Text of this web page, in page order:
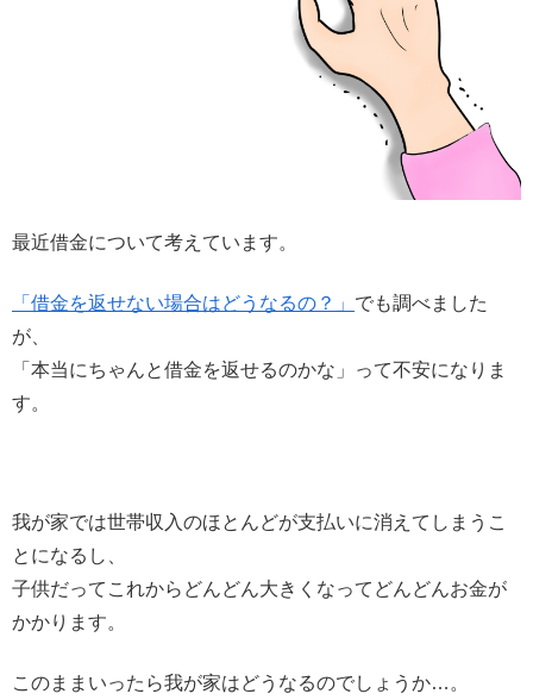
最近借金について考えています。
「借金を返せない場合はどうなるの？」 でも調べました
が、
「本当にちゃんと借金を返せるのかな」って不安になりま
す。
我が家では世帯収入のほとんどが支払いに消えてしまうこ
とになるし、
子供だってこれからどんどん大きくなってどんどんお金が
かかります。
このままいったら我が家はどうなるのでしょうか…。